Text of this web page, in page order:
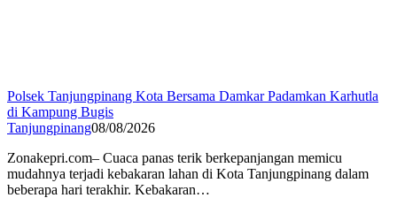
Polsek Tanjungpinang Kota Bersama Damkar Padamkan Karhutla
di Kampung Bugis
Tanjungpinang08/08/2026
Zonakepri.com– Cuaca panas terik berkepanjangan memicu
mudahnya terjadi kebakaran lahan di Kota Tanjungpinang dalam
beberapa hari terakhir. Kebakaran…